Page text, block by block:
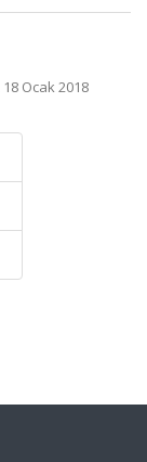
Ocak 2018